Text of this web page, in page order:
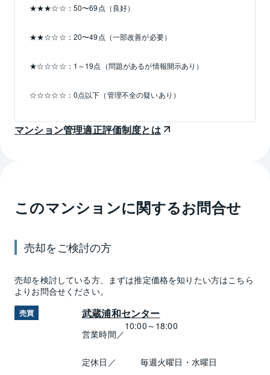
★★★☆☆：50〜69点（良好）
★★☆☆☆：20〜49点（一部改善が必要）
★☆☆☆☆：1～19点（問題があるが情報開示あり）
☆☆☆☆☆：0点以下（管理不全の疑いあり）
マンション管理適正評価制度とは
このマンションに関するお問合せ
売却をご検討の方
売却を検討している方、まずは推定価格を知りたい方はこちら
よりお問合せください。
売買 武蔵浦和センター
営業時間／
10:00～18:00
定休日／
毎週火曜日・水曜日